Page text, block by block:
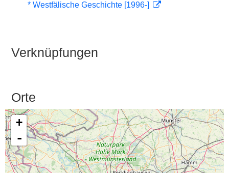
* Westfälische Geschichte [1996-]
Verknüpfungen
Orte
+
-